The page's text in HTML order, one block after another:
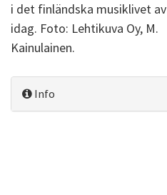
i det finländska musiklivet av
idag. Foto: Lehtikuva Oy, M.
Kainulainen.
Info